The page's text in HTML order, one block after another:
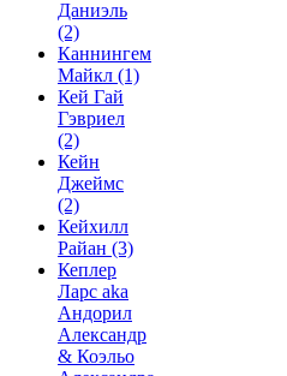
Даниэль
(2)
Каннингем
Майкл (1)
Кей Гай
Гэвриел
(2)
Кейн
Джеймс
(2)
Кейхилл
Райан (3)
Кеплер
Ларс aka
Андорил
Александр
& Коэльо